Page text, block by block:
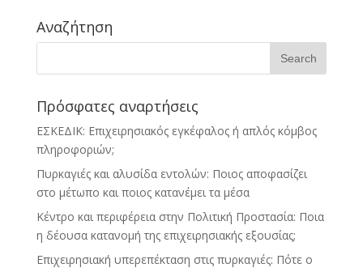
Αναζήτηση
Πρόσφατες αναρτήσεις
ΕΣΚΕΔΙΚ: Επιχειρησιακός εγκέφαλος ή απλός κόμβος
πληροφοριών;
Πυρκαγιές και αλυσίδα εντολών: Ποιος αποφασίζει
στο μέτωπο και ποιος κατανέμει τα μέσα
Κέντρο και περιφέρεια στην Πολιτική Προστασία: Ποια
η δέουσα κατανομή της επιχειρησιακής εξουσίας;
Επιχειρησιακή υπερεπέκταση στις πυρκαγιές: Πότε ο